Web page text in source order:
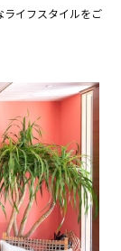
ライフスタイルをご